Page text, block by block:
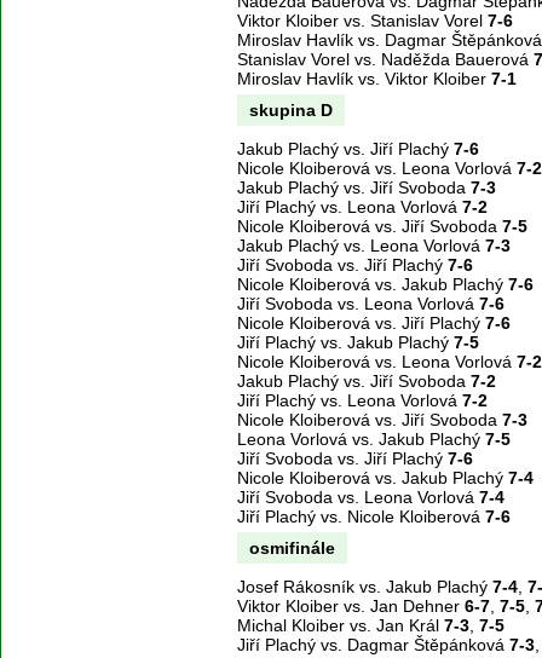
Viktor Kloiber vs. Stanislav Vorel 7-6
Miroslav Havlík vs. Dagmar
Stanislav Vorel vs. Naděžda Bauerová
Miroslav Havlík vs. Viktor Kloiber 7-1
skupina D
Jakub Plachý vs. Jiří Plachý 7-6
Nicole Kloiberová vs. Leona Vorlová 7-2
Jakub Plachý vs. Jiří Svoboda 7-3
Jiří Plachý vs. Leona Vorlová 7-2
Nicole Kloiberová vs. Jiří Svoboda 7-5
Jakub Plachý vs. Leona Vorlová 7-3
Jiří Svoboda vs. Jiří Plachý 7-6
Nicole Kloiberová vs. Jakub Plachý 7-6
Jiří Svoboda vs. Leona Vorlová 7-6
Nicole Kloiberová vs. Jiří Plachý 7-6
Jiří Plachý vs. Jakub Plachý 7-5
Nicole Kloiberová vs. Leona Vorlová 7-2
Jakub Plachý vs. Jiří Svoboda 7-2
Jiří Plachý vs. Leona Vorlová 7-2
Nicole Kloiberová vs. Jiří Svoboda 7-3
Leona Vorlová vs. Jakub Plachý 7-5
Jiří Svoboda vs. Jiří Plachý 7-6
Nicole Kloiberová vs. Jakub Plachý 7-4
Jiří Svoboda vs. Leona Vorlová 7-4
Jiří Plachý vs. Nicole Kloiberová 7-6
osmifinále
Josef Rákosník vs. Jakub Plachý 7-4
Viktor Kloiber vs. Jan Dehner 6-7 7-5
Michal Kloiber vs. Jan Král 7-3 7-5
Jiří Plachý vs. Dagmar Štěpánková 7-3